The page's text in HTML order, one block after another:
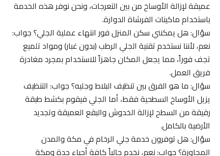
عميقة لإزالة الأوساخ من بين التعرجات، ونحن نوفر هذه الخدمة
باستخدام ماكينات الفرشاة الدوارة.
سؤال: هل يمكنني سكن المنزل فور انتهاء عملية الجلي؟ جواب:
نعم، لأننا نستخدم تقنية الجلي الرطب (بدون غبار) ومواد تلميع
تجف فوراً، مما يجعل المكان جاهزاً للاستخدام بمجرد مغادرة
فريق العمل.
سؤال: ما هو الفرق بين تنظيف البلاط وجليه؟ جواب: التنظيف
يزيل الأوساخ السطحية فقط، أما الجلي فيقوم بكشط طبقة
رقيقة من السطح لإزالة الخدوش والبقع العميقة وتجديد
الأرضية بالكامل.
سؤال: هل توفرون خدمة جلي الرخام في مكة والمدن
المجاورة؟ جواب: نعم، نخدم حالياً كافة أحياء جدة ومكة